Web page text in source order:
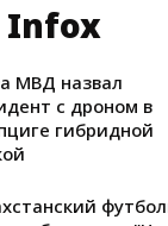
Infox
МВД назвал
с дроном в
гибридной